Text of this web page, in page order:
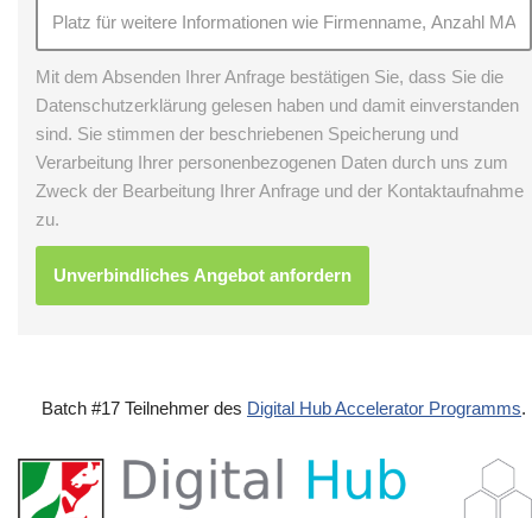
Mit dem Absenden Ihrer Anfrage bestätigen Sie, dass Sie die
Datenschutzerklärung gelesen haben und damit einverstanden
sind. Sie stimmen der beschriebenen Speicherung und
Verarbeitung Ihrer personenbezogenen Daten durch uns zum
Zweck der Bearbeitung Ihrer Anfrage und der Kontaktaufnahme
zu.
Batch #17 Teilnehmer des Digital Hub Accelerator Programms.